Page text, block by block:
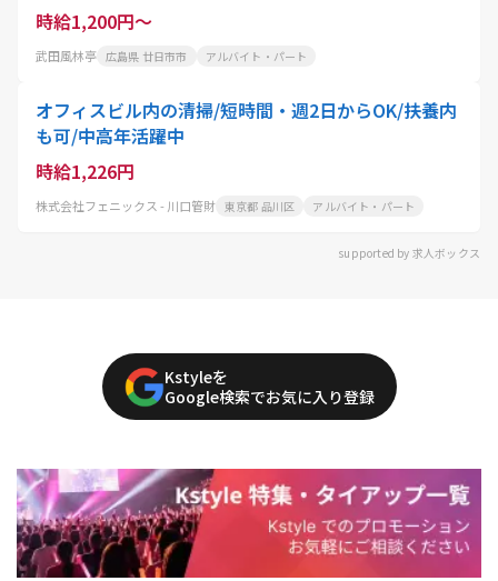
時給1,200円～
武田風林亭 広島県 廿日市市 アルバイト・パート
オフィスビル内の清掃/短時間・週2日からOK/扶養内
も可/中高年活躍中
時給1,226円
株式会社フェニックス - 川口管財 東京都 品川区 アルバイト・パート
supported by 求人ボックス
Kstyleを
Google検索でお気に入り登録